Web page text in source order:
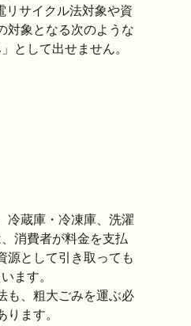
サイクル法対象や資
対象となる次のような
として出せません。
冷蔵庫・冷凍庫、洗濯
消費者が料金を支払
源として引き取っても
ます。
、粗大ごみを運ぶ必
ります。